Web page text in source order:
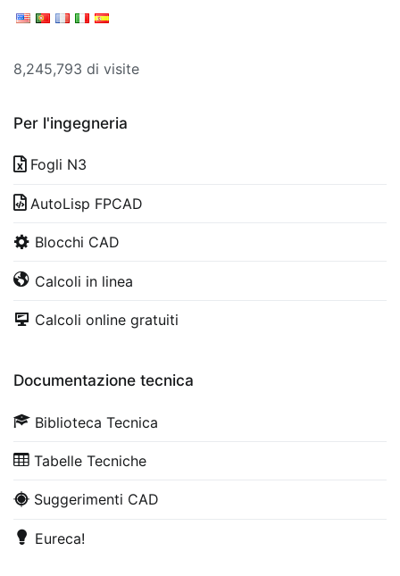
8,245,793 di visite
Per l'ingegneria
Fogli N3
AutoLisp FPCAD
Blocchi CAD
Calcoli in linea
Calcoli online gratuiti
Documentazione tecnica
Biblioteca Tecnica
Tabelle Tecniche
Suggerimenti CAD
Eureca!